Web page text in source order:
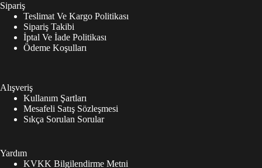
Sipariş
Teslimat Ve Kargo Politikası
Sipariş Takibi
İptal Ve İade Politikası
Ödeme Koşulları
Alışveriş
Kullanım Şartları
Mesafeli Satış Sözleşmesi
Sıkça Sorulan Sorular
Yardım
KVKK Bilgilendirme Metni